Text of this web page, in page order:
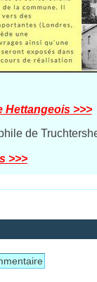
Hettangeois >>>
de
>>>